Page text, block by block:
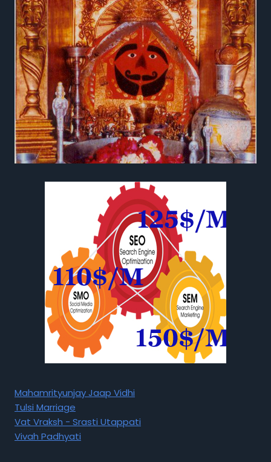
Mahamrityunjay Jaap Vidhi
Tulsi Marriage
Vat Vraksh - Srasti Utappati
Vivah Padhyati